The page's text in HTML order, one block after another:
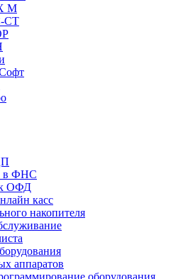
М
СТ
в ФНС
ОФД
касс
накопителя
аппаратов
оборудования